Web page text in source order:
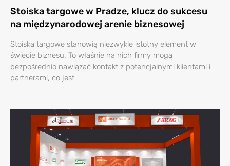
Stoiska targowe w Pradze, klucz do sukcesu
na międzynarodowej arenie biznesowej
Stoiska targowe stanowią niezwykle istotny element w
świecie biznesu. To właśnie na nich firmy mogą
bezpośrednio nawiązać kontakt z potencjalnymi klientami i
partnerami, co jest